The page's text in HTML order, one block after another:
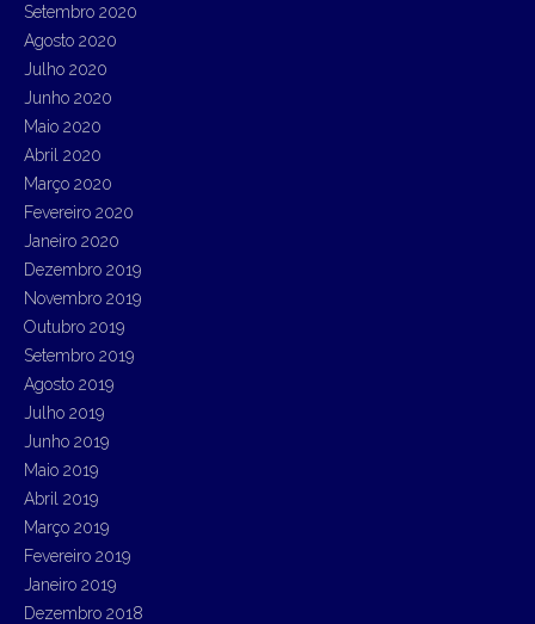
Setembro 2020
Agosto 2020
Julho 2020
Junho 2020
Maio 2020
Abril 2020
Março 2020
Fevereiro 2020
Janeiro 2020
Dezembro 2019
Novembro 2019
Outubro 2019
Setembro 2019
Agosto 2019
Julho 2019
Junho 2019
Maio 2019
Abril 2019
Março 2019
Fevereiro 2019
Janeiro 2019
Dezembro 2018